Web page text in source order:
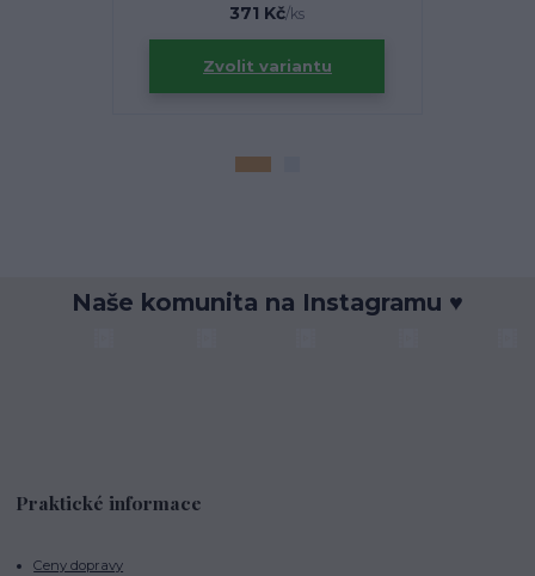
371 Kč/ks
Zvolit variantu
Naše komunita na Instagramu ♥
Praktické informace
Ceny dopravy